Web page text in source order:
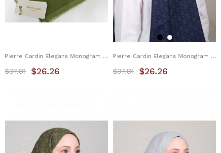
Pierre Cardin Elegans Monogram Şal 1090700-952
$26.26
$37.81
Pierre Cardin Elegans Monogram Şal 1090700-921
$26.26
$37.81